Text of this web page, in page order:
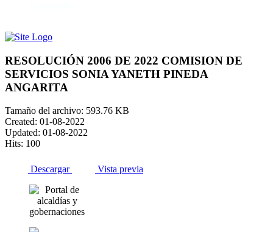
RESOLUCIÓN 2006 DE 2022 COMISION DE
SERVICIOS SONIA YANETH PINEDA
ANGARITA
Tamaño del archivo: 593.76 KB
Created: 01-08-2022
Updated: 01-08-2022
Hits: 100
Descargar Vista previa